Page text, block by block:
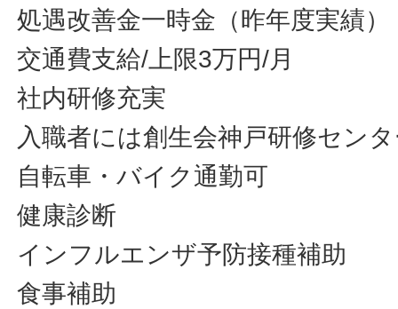
処遇改善金一時金（昨年度実績）
交通費支給/上限3万円/月
社内研修充実
入職者には創生会神戸研修セン
自転車・バイク通勤可
健康診断
インフルエンザ予防接種補助
食事補助